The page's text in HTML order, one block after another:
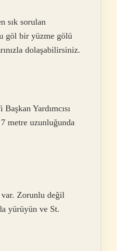
sık sorulan
göl bir yüzme gölü
dolaşabilirsiniz.
Yardımcısı
metre uzunluğunda
Zorunlu değil
yürüyün ve St.